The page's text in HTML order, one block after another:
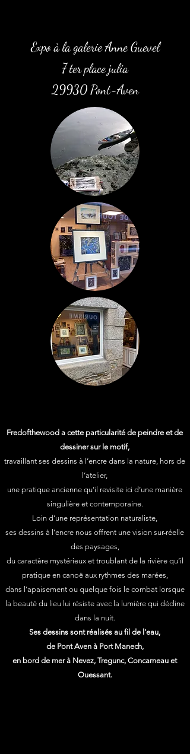
Expo à la galerie Anne Guevel
7 ter place julia
29930 Pont-Aven
Fredofthewood a cette particularité de peindre et de
dessiner sur le motif,
travaillant ses dessins à l’encre dans la nature, hors de
l’atelier,
une pratique ancienne qu’il revisite ici d’une manière
singulière et contemporaine.
Loin d’une représentation naturaliste,
ses dessins à l’encre nous offrent une vision sur-réelle
des paysages,
du caractère mystérieux et troublant de la rivière qu’il
pratique en canoë aux rythmes des marées,
dans l’apaisement ou quelque fois le combat lorsque
la beauté du lieu lui résiste avec la lumière qui décline
dans la nuit.
Ses dessins sont réalisés au fil de l’eau,
de Pont Aven à Port Manech,
en bord de mer à Nevez, Tregunc, Concarneau et
Ouessant.